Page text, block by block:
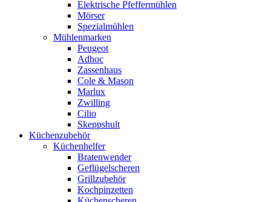
Elektrische Pfeffermühlen
Mörser
Spezialmühlen
Mühlenmarken
Peugeot
Adhoc
Zassenhaus
Cole & Mason
Marlux
Zwilling
Cilio
Skeppshult
Küchenzubehör
Küchenhelfer
Bratenwender
Geflügelscheren
Grillzubehör
Kochpinzetten